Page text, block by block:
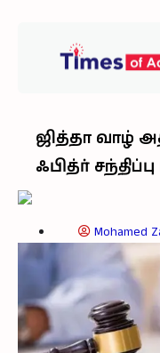
ஜித்தா வாழ்
ஃபித்ர்
Mohamed